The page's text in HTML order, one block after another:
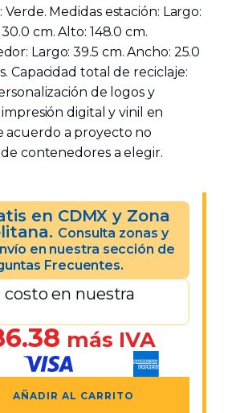
Medidas estación: Largo:
cm. Alto: 148.0 cm.
Largo: 39.5 cm. Ancho: 25.0
Capacidad total de reciclaje:
de logos y
digital y vinil en
acuerdo a proyecto no
contenedores a elegir.
en CDMX y Zona
Consulta zonas y
en nuestra sección de
Frecuentes.
costo en nuestra
más IVA
AÑADIR AL CARRITO